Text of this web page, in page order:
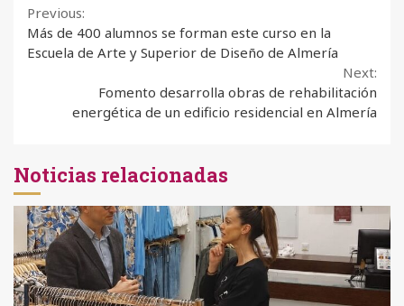
Continue
Reading
Previous:
Más de 400 alumnos se forman este curso en la
Escuela de Arte y Superior de Diseño de Almería
Next:
Fomento desarrolla obras de rehabilitación
energética de un edificio residencial en Almería
Noticias relacionadas